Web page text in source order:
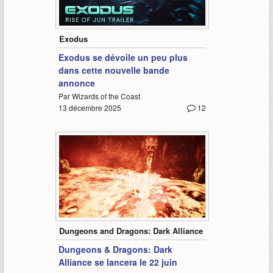
Exodus
Exodus se dévoile un peu plus
dans cette nouvelle bande
annonce
Par Wizards of the Coast
12
13 décembre 2025
1:18
Dungeons and Dragons: Dark Alliance
Dungeons & Dragons: Dark
Alliance se lancera le 22 juin